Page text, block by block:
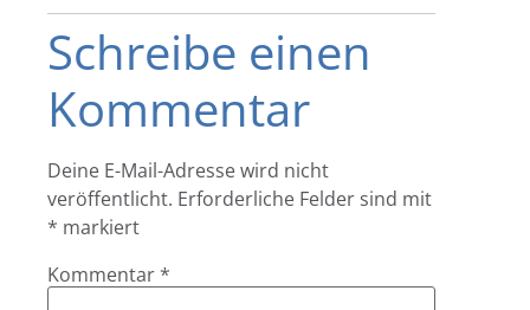
Schreibe einen
Kommentar
Deine E-Mail-Adresse wird nicht
veröffentlicht. Erforderliche Felder sind mit
* markiert
Kommentar *